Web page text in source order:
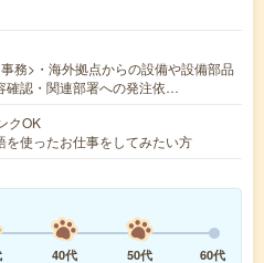
務>・海外拠点からの設備や設備部品
確認・関連部署への発注依…
クOK
を使ったお仕事をしてみたい方
40代 50代
60代